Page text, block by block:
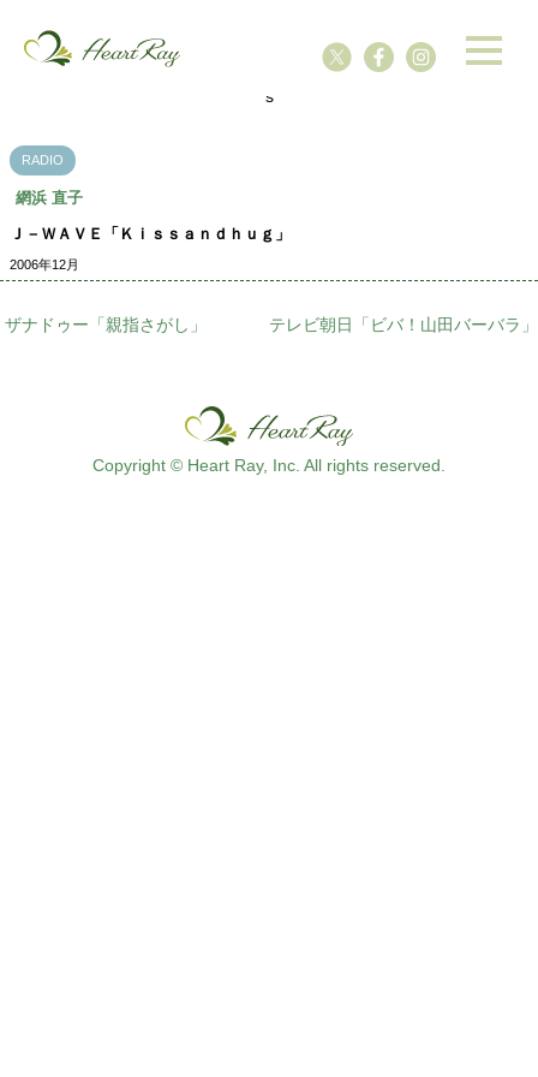
s
RADIO
網浜 直子
Ｊ－ＷＡＶＥ「Ｋｉｓｓａｎｄｈｕｇ」
2006年12月
ザナドゥー「親指さがし」 テレビ朝日「ビバ！山田バーバラ」
Copyright © Heart Ray, Inc. All rights reserved.